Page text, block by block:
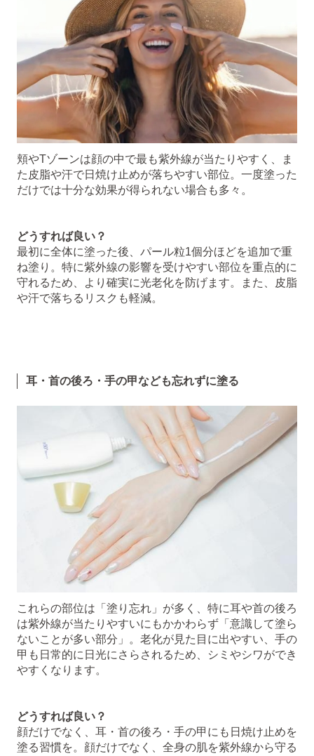
頬やTゾーンは顔の中で最も紫外線が当たりやすく、ま
た皮脂や汗で日焼け止めが落ちやすい部位。一度塗った
だけでは十分な効果が得られない場合も多々。
どうすれば良い？
最初に全体に塗った後、パール粒1個分ほどを追加で重
ね塗り。特に紫外線の影響を受けやすい部位を重点的に
守れるため、より確実に光老化を防げます。また、皮脂
や汗で落ちるリスクも軽減。
耳・首の後ろ・手の甲なども忘れずに塗る
これらの部位は「塗り忘れ」が多く、特に耳や首の後ろ
は紫外線が当たりやすいにもかかわらず「意識して塗ら
ないことが多い部分」。老化が見た目に出やすい、手の
甲も日常的に日光にさらされるため、シミやシワができ
やすくなります。
どうすれば良い？
顔だけでなく、耳・首の後ろ・手の甲にも日焼け止めを
塗る習慣を。顔だけでなく、全身の肌を紫外線から守る